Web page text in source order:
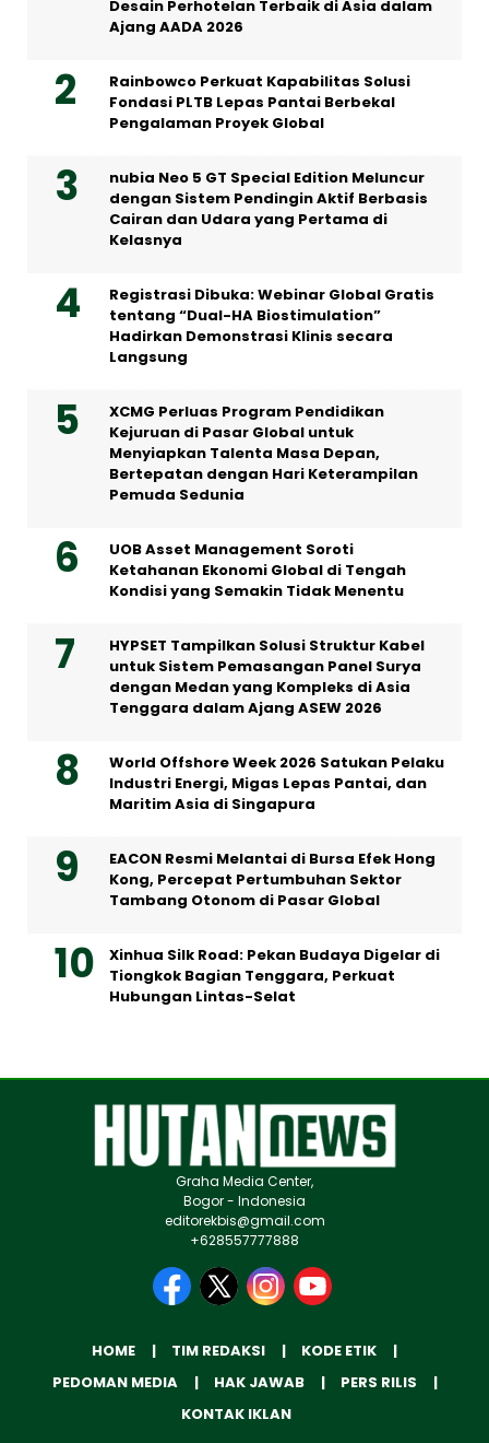
Desain Perhotelan Terbaik di Asia dalam
Ajang AADA 2026
Rainbowco Perkuat Kapabilitas Solusi
Fondasi PLTB Lepas Pantai Berbekal
Pengalaman Proyek Global
nubia Neo 5 GT Special Edition Meluncur
dengan Sistem Pendingin Aktif Berbasis
Cairan dan Udara yang Pertama di
Kelasnya
Registrasi Dibuka: Webinar Global Gratis
tentang “Dual-HA Biostimulation”
Hadirkan Demonstrasi Klinis secara
Langsung
XCMG Perluas Program Pendidikan
Kejuruan di Pasar Global untuk
Menyiapkan Talenta Masa Depan,
Bertepatan dengan Hari Keterampilan
Pemuda Sedunia
UOB Asset Management Soroti
Ketahanan Ekonomi Global di Tengah
Kondisi yang Semakin Tidak Menentu
HYPSET Tampilkan Solusi Struktur Kabel
untuk Sistem Pemasangan Panel Surya
dengan Medan yang Kompleks di Asia
Tenggara dalam Ajang ASEW 2026
World Offshore Week 2026 Satukan Pelaku
Industri Energi, Migas Lepas Pantai, dan
Maritim Asia di Singapura
EACON Resmi Melantai di Bursa Efek Hong
Kong, Percepat Pertumbuhan Sektor
Tambang Otonom di Pasar Global
Xinhua Silk Road: Pekan Budaya Digelar di
Tiongkok Bagian Tenggara, Perkuat
Hubungan Lintas-Selat
Graha Media Center,
Bogor - Indonesia
editorekbis@gmail.com
+628557777888
HOME TIM REDAKSI
KODE ETIK
PEDOMAN MEDIA
HAK JAWAB
PERS RILIS
KONTAK IKLAN